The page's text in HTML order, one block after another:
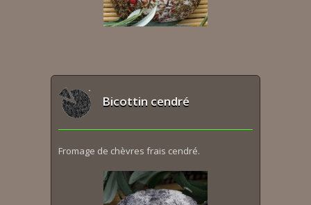
Bicottin cendré
Fromage de chèvres frais cendré.